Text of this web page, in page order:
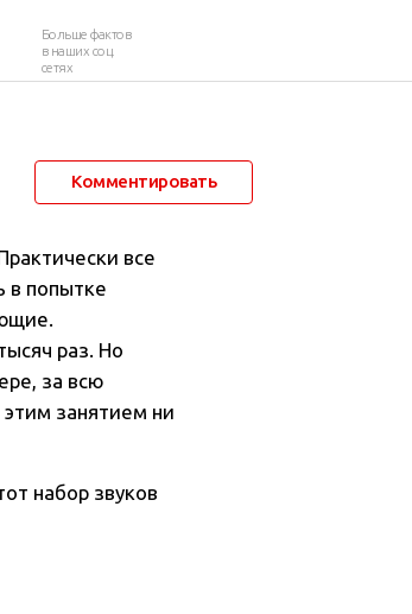
Больше фактов
в наших соц.
сетях
Комментировать
все
в попытке
раз. Но
за всю
занятием ни
набор звуков